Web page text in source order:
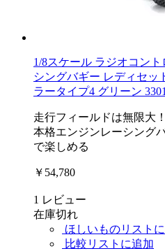
1/8スケール ラジオコン
シングバギー レディセッ
ラータイプ4 グリーン
走行フィールドは無限大！
本格エンジンレーシング
で楽しめる
￥54,780
1 レビュー
在庫切れ
ほしいものリスト
比較リストに追加